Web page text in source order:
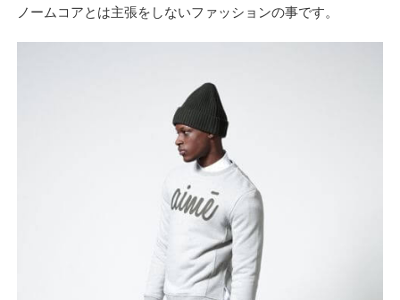
ノームコアとは主張をしないファッションの事です。